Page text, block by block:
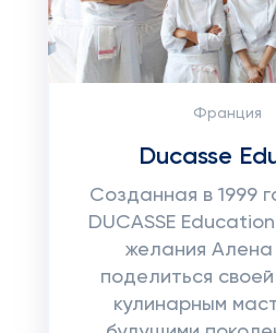
Франция
Ducasse
Созданная в 1999
DUCASSE
желания
поделиться
кулинарным